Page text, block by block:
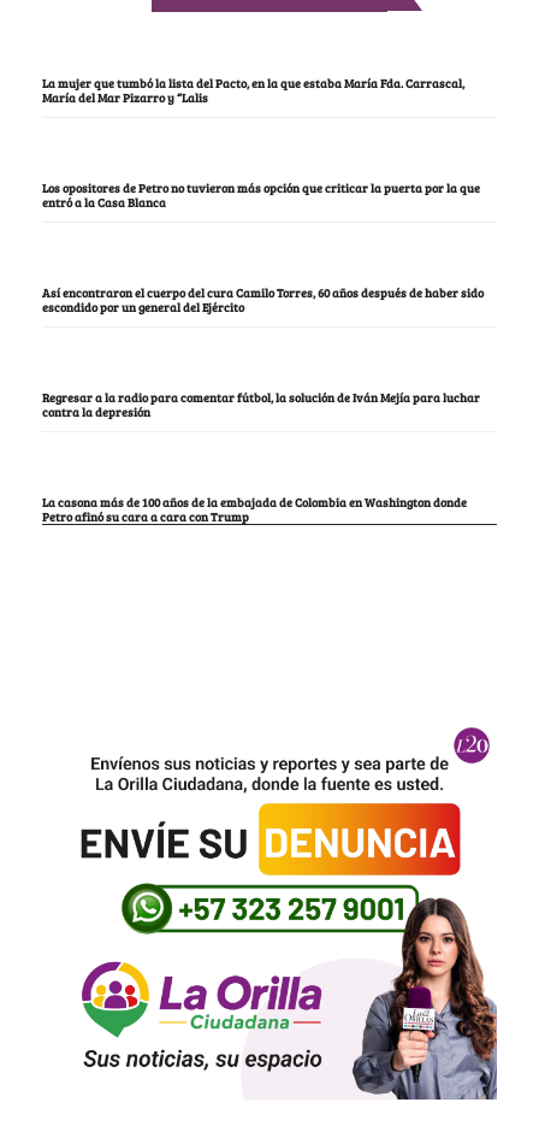
La mujer que tumbó la lista del Pacto, en la que estaba María Fda. Carrascal,
María del Mar Pizarro y “Lalis
Los opositores de Petro no tuvieron más opción que criticar la puerta por la que
entró a la Casa Blanca
Así encontraron el cuerpo del cura Camilo Torres, 60 años después de haber sido
escondido por un general del Ejército
Regresar a la radio para comentar fútbol, la solución de Iván Mejía para luchar
contra la depresión
La casona más de 100 años de la embajada de Colombia en Washington donde
Petro afinó su cara a cara con Trump